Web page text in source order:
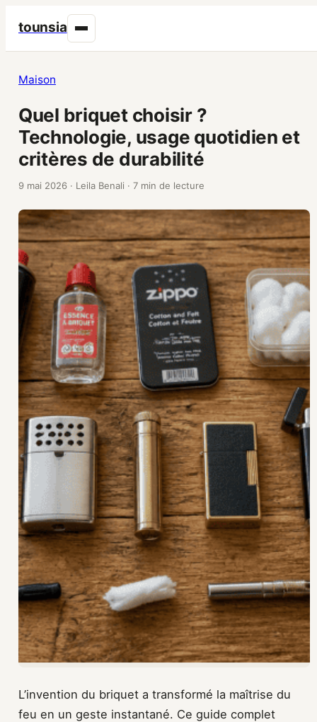
tounsia
Maison
Quel briquet choisir ?
Technologie, usage quotidien et
critères de durabilité
9 mai 2026 · Leila Benali · 7 min de lecture
L’invention du briquet a transformé la maîtrise du
feu en un geste instantané. Ce guide complet